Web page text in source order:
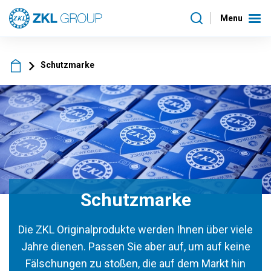
Menu
Schutzmarke
Schutzmarke
Die ZKL Originalprodukte werden Ihnen über viele
Jahre dienen. Passen Sie aber auf, um auf keine
Fälschungen zu stoßen, die auf dem Markt hin